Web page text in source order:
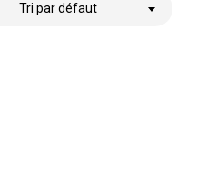
Tri par défaut